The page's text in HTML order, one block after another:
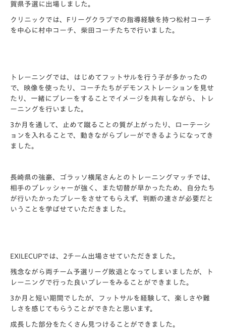
賀県予選に出場しました。
クリニックでは、Fリーグクラブでの指導経験を持つ松村コーチ
を中心に村中コーチ、柴田コーチたちで行いました。
トレーニングでは、はじめてフットサルを行う子が多かったの
で、映像を使ったり、コーチたちがデモンストレーションを見せ
たり、一緒にプレーをすることでイメージを共有しながら、トレ
ーニングを行いました。
3か月を通して、止めて蹴ることの質が上がったり、ローテーシ
ョンを入れることで、動きながらプレーができるようになってき
ました。
長崎県の強豪、ゴラッソ横尾さんとのトレーニングマッチでは、
相手のプレッシャーが強く、また切替が早かったため、自分たち
が行いたかったプレーをさせてもらえず、判断の速さが必要だと
いうことを学ばせていただきました。
EXILECUPでは、2チーム出場させていただきました。
残念ながら両チーム予選リーグ敗退となってしまいましたが、ト
レーニングで行った良いプレーをみることができました。
3か月と短い期間でしたが、フットサルを経験して、楽しさや難
しさを感じてもらうことができたと思います。
成長した部分をたくさん見つけることができました。